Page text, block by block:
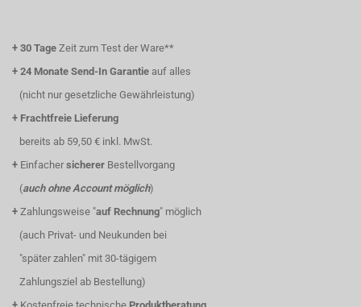
+ 30 Tage Zeit zum Test der Ware**
+ 24 Monate Send-In Garantie auf alles
(nicht nur gesetzliche Gewährleistung)
+ Frachtfreie Lieferung
bereits ab 59,50 € inkl. MwSt.
+ Einfacher sicherer Bestellvorgang
(auch ohne Account möglich)
+ Zahlungsweise "auf Rechnung" möglich
(auch Privat- und Neukunden bei
"später zahlen" mit 30-tägigem
Zahlungsziel ab Bestellung)